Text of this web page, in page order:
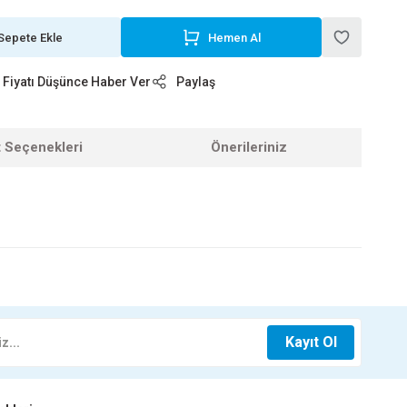
Ekle Hemen Al
Fiyatı Düşünce Haber Ver Paylaş
Seçenekleri Önerileriniz
FASTON İZOLELİ DİŞİ-ERKEK PAPUC SETİ 200 PARÇA
589,00 TL
Kayıt Ol